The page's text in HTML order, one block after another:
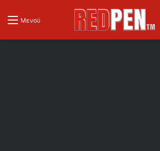
Μενού